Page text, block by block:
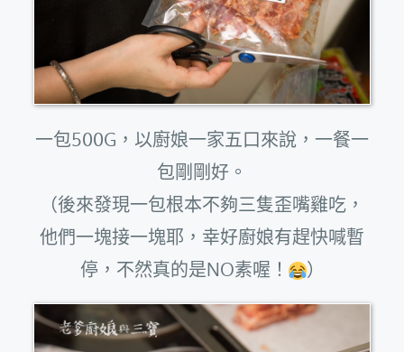
一包500G，以廚娘一家五口來說，一餐一
包剛剛好。
（後來發現一包根本不夠三隻歪嘴雞吃，
他們一塊接一塊耶，幸好廚娘有趕快喊暫
停，不然真的是NO素喔！
）